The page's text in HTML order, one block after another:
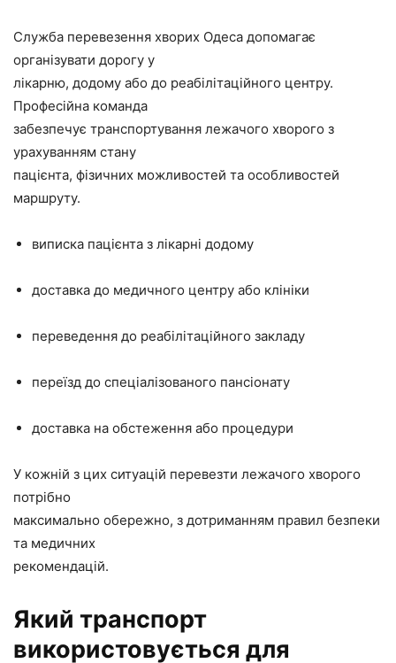
Служба перевезення хворих Одеса допомагає
організувати дорогу у
лікарню, додому або до реабілітаційного центру.
Професійна команда
забезпечує транспортування лежачого хворого з
урахуванням стану
пацієнта, фізичних можливостей та особливостей
маршруту.
виписка пацієнта з лікарні додому
доставка до медичного центру або клініки
переведення до реабілітаційного закладу
переїзд до спеціалізованого пансіонату
доставка на обстеження або процедури
У кожній з цих ситуацій перевезти лежачого хворого
потрібно
максимально обережно, з дотриманням правил безпеки
та медичних
рекомендацій.
Який транспорт
використовується для